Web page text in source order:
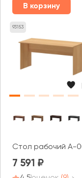
В корзину
93153
Стол рабочий А-
7 591